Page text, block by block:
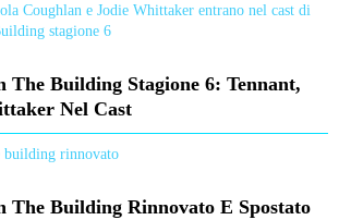
Building Stagione 6: Tennant,
Nel Cast
Building Rinnovato E Spostato